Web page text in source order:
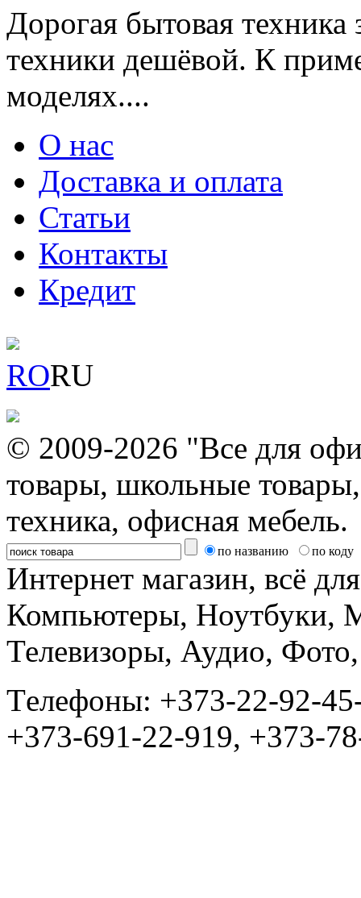
Дорогая бытовая
техники дешёвой. К
моделях....
О нас
Доставка и оплата
Статьи
Контакты
Кредит
RORU
© 2009-2026 "Все для
товары, школьные
техника, офисная мебель.
по названию по коду
Интернет магазин, всё
Компьютеры, Ноутбуки,
Телевизоры, Аудио,
Tелефоны: +373-22-92-
+373-691-22-919, +373-